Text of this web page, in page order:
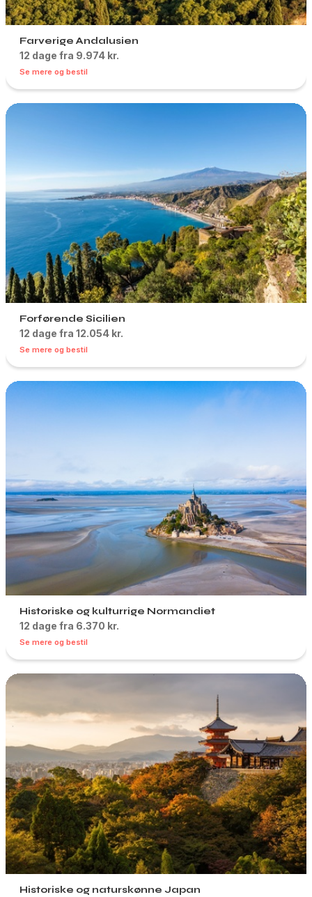
Farverige Andalusien
12 dage fra 9.974 kr.
Se mere og bestil
Forførende Sicilien
12 dage fra 12.054 kr.
Se mere og bestil
Historiske og kulturrige Normandiet
12 dage fra 6.370 kr.
Se mere og bestil
Historiske og naturskønne Japan